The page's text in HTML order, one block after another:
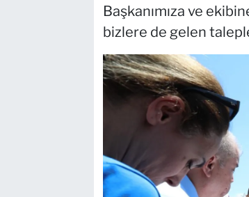
Başkanımıza ve
bizlere de gelen